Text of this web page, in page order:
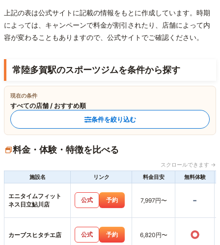
上記の表は公式サイトに記載の情報をもとに作成しています。時期
によっては、キャンペーンで料金が割引されたり、店舗によって内
容が変わることもありますので、公式サイトでご確認ください。
常陸多賀駅のスポーツジムを条件から探す
現在の条件
すべての店舗 / おすすめ順
条件を絞り込む
料金・体験・特徴を比べる
スクロールできます →
施設名
リンク 料金目安 無料体験
エニタイムフィット
ネス日立鮎川店
公式 予約 7,997円〜 -
カーブスヒタチエ店 公式 予約 6,820円〜 ○